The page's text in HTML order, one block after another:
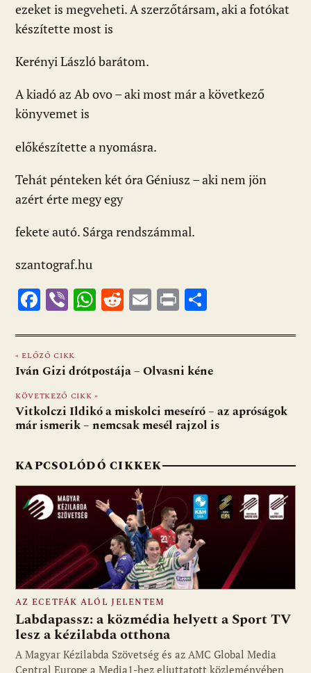
ezeket is megveheti. A szerzőtársam, aki a fotókat
készítette most is
Kerényi László barátom.
A kiadó az Ab ovo – aki most már a következő
könyvemet is
előkészítette a nyomásra.
Tehát pénteken két óra Géniusz – aki nem jön
azért érte megy egy
fekete autó. Sárga rendszámmal.
szantograf.hu
F
e
b
o
o
k
Vi
er
W
at
s
A
p
p
R
d
di
E
ai
l
Pr
t za
m
g
« ELŐZŐ CIKK
Iván Gizi drótpostája – Olvasni kéne
KÖVETKEZŐ CIKK »
Vitkolczi Ildikó a miskolci meseíró – az apróságok
már ismerik – nemcsak mesél rajzol is
KAPCSOLÓDÓ CIKKEK
Fotó: media1.hu
AZ ECETFÁK ALÓL JELENTEM
Labdapassz: a közmédia helyett a Sport TV
lesz a kézilabda otthona
A Magyar Kézilabda Szövetség és az AMC Global Media
Central Europe a Media1-hez eljuttatott közleményében